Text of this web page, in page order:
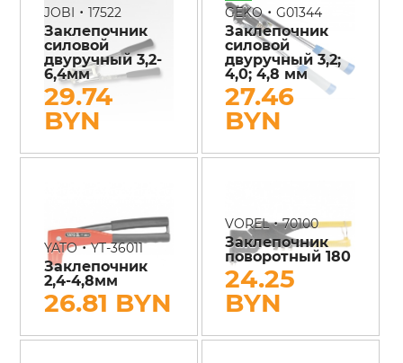
JOBI • 17522
Заклепочник
силовой
двуручный 3,2-
6,4мм
29.74
BYN
GEKO•G01344
Заклепочник
силовой
двуручный 3,2;
4,0; 4,8 мм
27.46
BYN
YATO•YT-36011
Заклепочник
2,4-4,8мм
26.81 BYN
VOREL•70100
Заклепочник
поворотный 180
24.25
BYN